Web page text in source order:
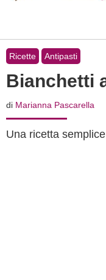
Ricette Antipasti
Bianchetti
di Marianna Pascarella
Una ricetta